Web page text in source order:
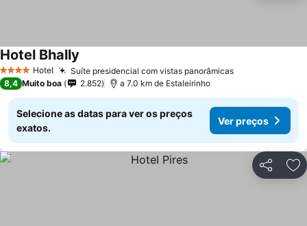
4 EstrelasHotel Suíte presidencial com vistas panorâmicas
Hotel Bhally
8,4 Muito boa 2.852 a 7.0 km de Estaleirinho
Selecione as datas para ver os preços
exatos.
Ver preços
Partilhar